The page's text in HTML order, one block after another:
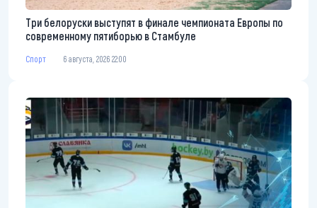
Три белоруски выступят в финале чемпионата Европы по
современному пятиборью в Стамбуле
Спорт 6 августа, 2026 22:00